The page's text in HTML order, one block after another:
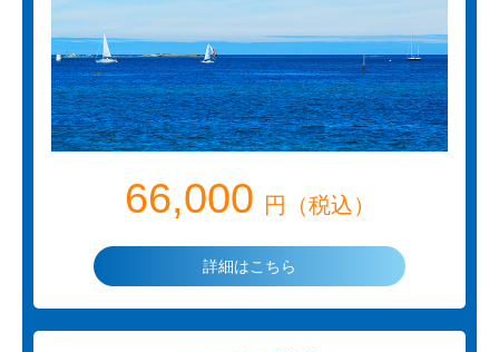
66,000 円（税込）
詳細はこちら